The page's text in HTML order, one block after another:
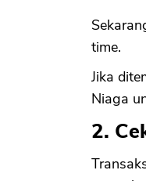
time.
Jika
Niaga
2.